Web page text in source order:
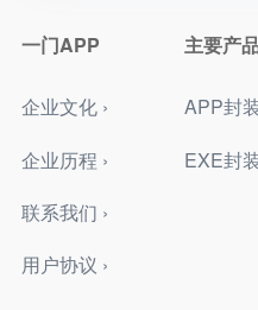
一门APP
企业文化 ›
企业历程 ›
联系我们 ›
用户协议 ›
主要产
APP封
EXE封